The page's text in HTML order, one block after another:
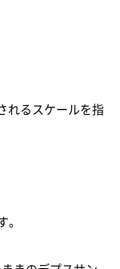
れるスケールを指